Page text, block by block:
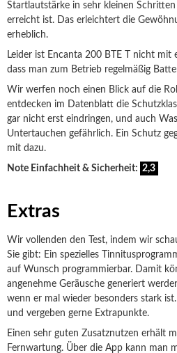
Startlautstärke in sehr kleinen
erreicht ist. Das erleichtert die
erheblich.
Leider ist Encanta 200 BTE T nicht mit
dass man zum Betrieb regelmäßig
Wir werfen noch einen Blick auf die
entdecken im Datenblatt die
gar nicht erst eindringen, und auch
Untertauchen gefährlich. Ein Schutz
mit dazu.
Note Einfachheit & Sicherheit: 2,3
Extras
Wir vollenden den Test, indem wir
Sie gibt: Ein spezielles
auf Wunsch programmierbar. Damit
angenehme Geräusche generiert
wenn er mal wieder besonders stark
und vergeben gerne Extrapunkte.
Einen sehr guten Zusatznutzen erhält
Fernwartung. Über die App kann man